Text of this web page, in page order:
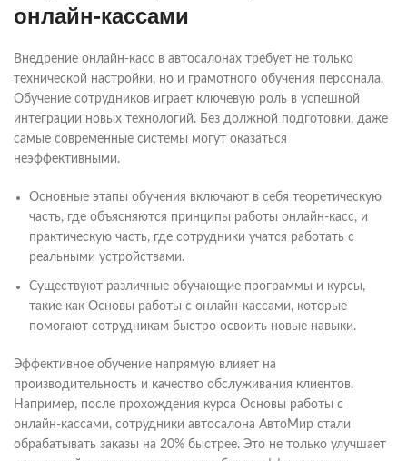
онлайн-кассами
Внедрение онлайн-касс в автосалонах требует не только
технической настройки, но и грамотного обучения персонала.
Обучение сотрудников играет ключевую роль в успешной
интеграции новых технологий. Без должной подготовки, даже
самые современные системы могут оказаться
неэффективными.
Основные этапы обучения включают в себя теоретическую
часть, где объясняются принципы работы онлайн-касс, и
практическую часть, где сотрудники учатся работать с
реальными устройствами.
Существуют различные обучающие программы и курсы,
такие как Основы работы с онлайн-кассами, которые
помогают сотрудникам быстро освоить новые навыки.
Эффективное обучение напрямую влияет на
производительность и качество обслуживания клиентов.
Например, после прохождения курса Основы работы с
онлайн-кассами, сотрудники автосалона АвтоМир стали
обрабатывать заказы на 20% быстрее. Это не только улучшает